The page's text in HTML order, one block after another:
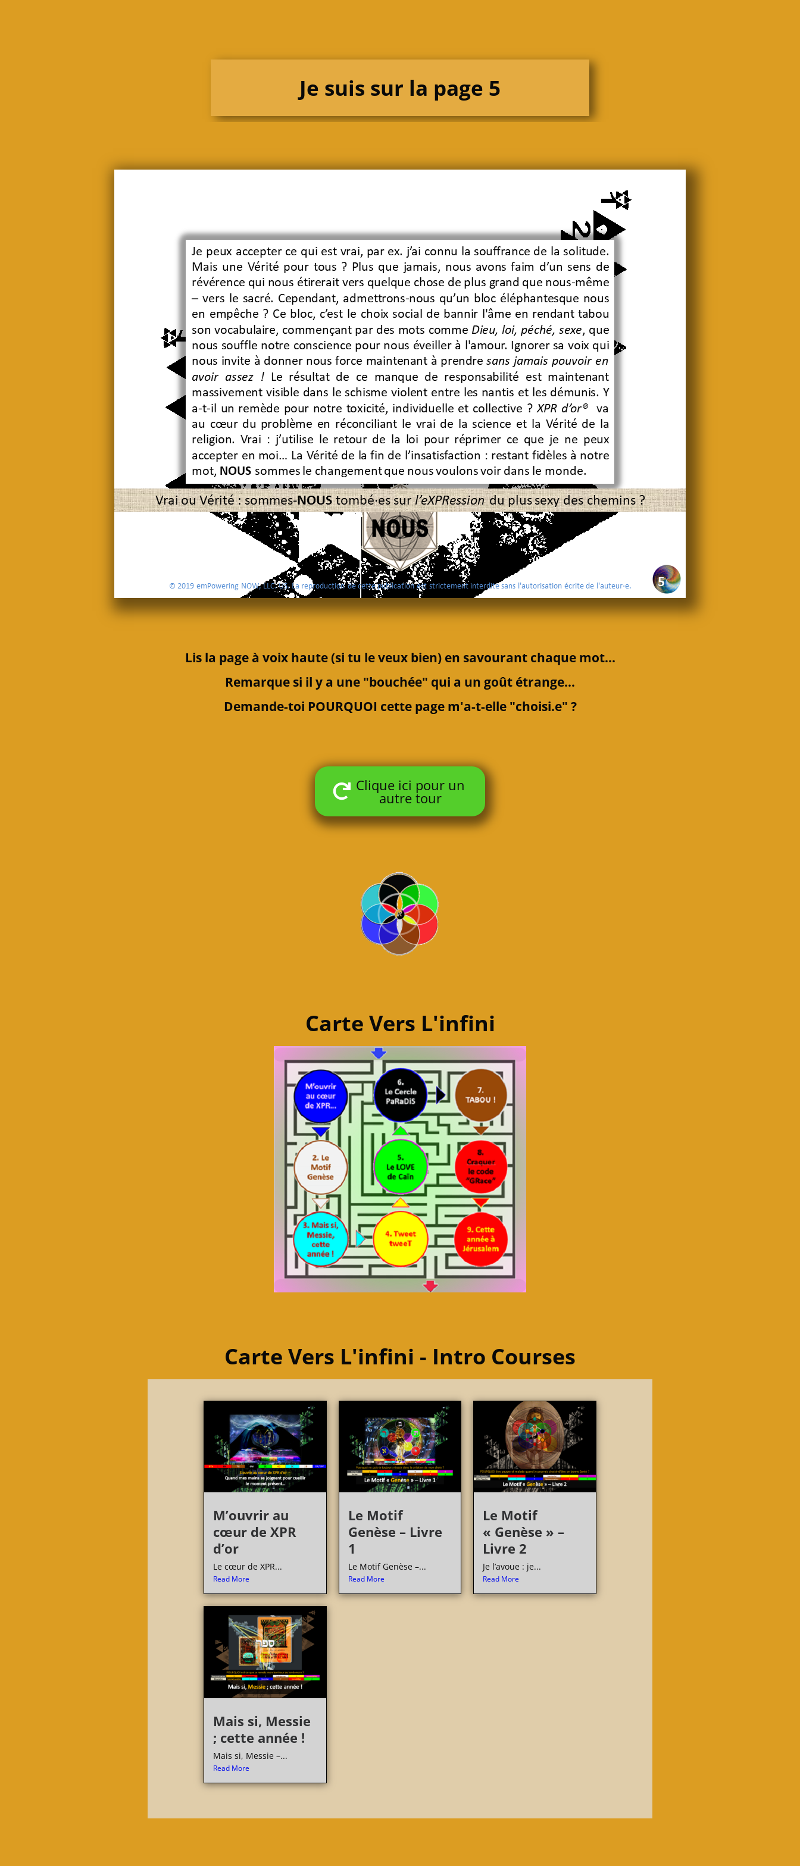
Je suis sur la page 5
Lisla page à voix haute (si tu le veux bien) en savourant chaque mot...
Remarque si il y a une "bouchée" qui a un goût étrange...
Demande-toi POURQUOI cette page m'a-t-elle "choisi.e" ?
Clique ici pour un
autre tour
Carte Vers L'infini
Carte Vers L'infini - Intro Courses
M’ouvrir au
cœur de XPR
d’or
Le cœur de XPR...
Read More
Le Motif
Genèse – Livre
1
Le Motif Genèse –...
Read More
Le Motif
« Genèse » –
Livre 2
Je l’avoue : je...
Read More
Mais si, Messie
; cette année !
Mais si, Messie –...
Read More